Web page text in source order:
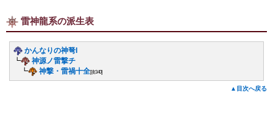
雷神龍系の派生表
かんなりの神弩I
┗
神源ノ雷撃チ
┗
神撃・雷禍十全[攻340]
▲目次へ戻る